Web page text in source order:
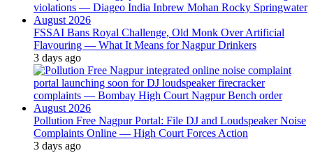
FSSAI Bans Royal Challenge, Old Monk Over Artificial
Flavouring — What It Means for Nagpur Drinkers
3 days ago
Pollution Free Nagpur Portal: File DJ and Loudspeaker Noise
Complaints Online — High Court Forces Action
3 days ago